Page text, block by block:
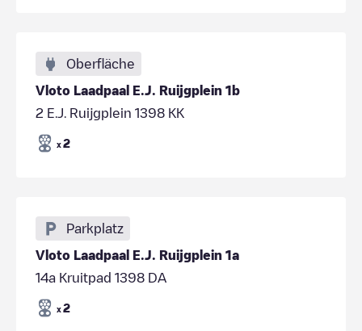
Oberfläche
Vloto Laadpaal E.J. Ruijgplein 1b
2 E.J. Ruijgplein 1398 KK
x 2
Parkplatz
Vloto Laadpaal E.J. Ruijgplein 1a
14a Kruitpad 1398 DA
x 2